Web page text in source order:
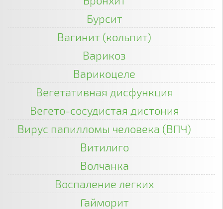
Бурсит
Вагинит (кольпит)
Варикоз
Варикоцеле
Вегетативная дисфункция
Вегето-сосудистая дистония
Вирус папилломы человека (ВПЧ)
Витилиго
Волчанка
Воспаление легких
Гайморит